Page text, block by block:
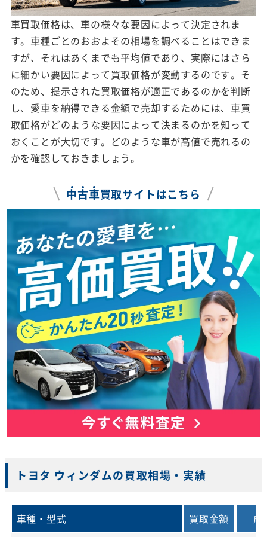
車買取価格は、車の様々な要因によって決定されま
す。車種ごとのおおよその相場を調べることはできま
すが、それはあくまでも平均値であり、実際にはさら
に細かい要因によって買取価格が変動するのです。そ
のため、提示された買取価格が適正であるのかを判断
し、愛車を納得できる金額で売却するためには、車買
取価格がどのような要因によって決まるのかを知って
おくことが大切です。どのような車が高値で売れるの
かを確認しておきましょう。
中古車買取サイトはこちら
トヨタ ウィンダムの買取相場・実績
車種・型式 買取金額
成